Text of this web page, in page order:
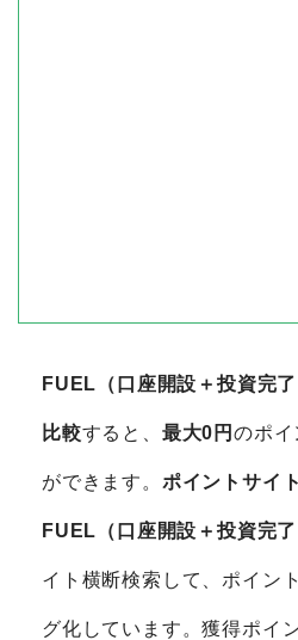
FUEL（口座開設＋投資完了
比較すると、 最大0円のポイ
ができます。 ポイントサイ
FUEL（口座開設＋投資完了
イト横断検索して、ポイン
グ化しています。獲得ポイ